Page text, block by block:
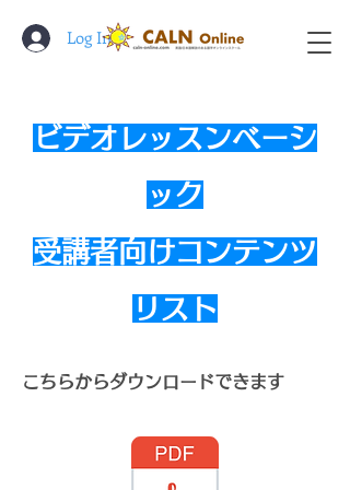
Log In
ビデオレッスンベーシ
ック
受講者向けコンテンツ
リスト
こちらからダウンロードできます